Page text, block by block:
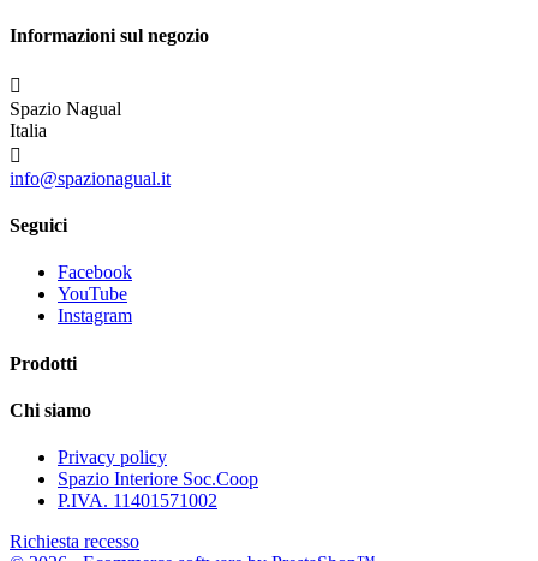
Informazioni sul negozio

Spazio Nagual
Italia

info@spazionagual.it
Seguici
Facebook
YouTube
Instagram
Prodotti
Chi siamo
Privacy policy
Spazio Interiore Soc.Coop
P.IVA. 11401571002
Richiesta recesso